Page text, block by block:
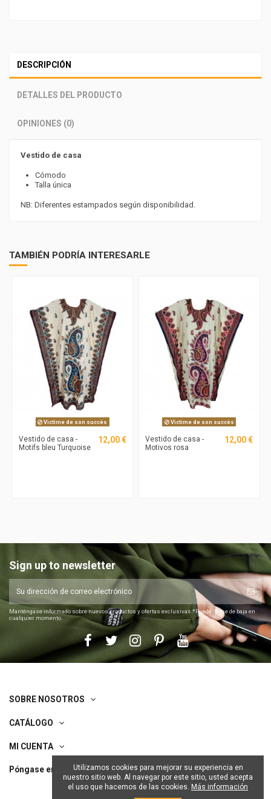
DESCRIPCIÓN
DETALLES DEL PRODUCTO
OPINIONES (0)
Vestido de casa
Cómodo
Talla única
NB: Diferentes estampados según disponibilidad.
TAMBIÉN PODRÍA INTERESARLE
Victime de son succès
Vestido de casa -
Motifs bleu Turquoise
12,00 €
Victime de son succès
Vestido de casa -
Motivos rosa
12,00 €
Sign up to newsletter
Manténgase informado sobre nuevos productos y ofertas exclusivas *Puede darse de baja en
cualquier momento.
SOBRE NOSOTROS
CATÁLOGO
MI CUENTA
Póngase en contacto con nosotros
Utilizamos cookies para mejorar su experiencia en
nuestro sitio web. Al navegar por este sitio, usted acepta
el uso que hacemos de las cookies. Más información